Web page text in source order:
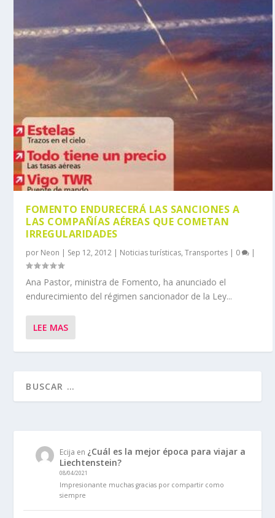
FOMENTO ENDURECERÁ LAS SANCIONES A
LAS COMPAÑÍAS AÉREAS QUE COMETAN
IRREGULARIDADES
por Neon | Sep 12, 2012 | Noticias turísticas,Transportes | 0 |
Ana Pastor, ministra de Fomento, ha anunciado el
endurecimiento del régimen sancionador de la Ley...
LEE MAS
Ecija en ¿Cuál es la mejor época para viajar a
Liechtenstein?
08/04/2021
Impresionante muchas gracias por compartir como
siempre